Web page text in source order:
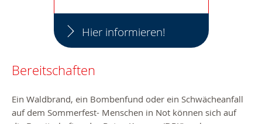
Hier informieren!
Bereitschaften
Ein Waldbrand, ein Bombenfund oder ein Schwächeanfall
auf dem Sommerfest- Menschen in Not können sich auf